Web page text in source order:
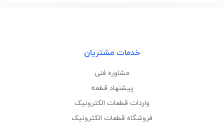
خدمات مشتریان
مشاوره فنی
پیشنهاد قطعه
واردات قطعات الکترونیک
فروشگاه قطعات الکترونیک